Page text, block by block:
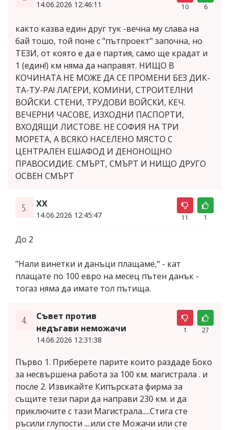
14.06.2026 12:46:11 10 6
както казва един друг тук -вечна му слава на
бай тошо, той поне с "пътпроект" започна, но
ТЕЗИ, от която е да е партия, само ще крадат и
1 (един!) км няма да направят. НИЩО В
КОЧИНАТА НЕ МОЖЕ ДА СЕ ПРОМЕНИ БЕЗ ДИК-
ТА-ТУ-РА! ЛАГЕРИ, КОМИНИ, СТРОИТЕЛНИ
ВОЙСКИ. СТЕНИ, ТРУДОВИ ВОЙСКИ, КЕЧ.
ВЕЧЕРНИ ЧАСОВЕ, ИЗХОДНИ ПАСПОРТИ,
ВХОДЯЩИ ЛИСТОВЕ. НЕ СОФИЯ НА ТРИ
МОРЕТА, А ВСЯКО НАСЕЛЕНО МЯСТО С
ЦЕНТРАЛЕН ЕШАФОД И ДЕНОНОЩНО
ПРАВОСИДИЕ. СМЪРТ, СМЪРТ И НИЩО ДРУГО
ОСВЕН СМЪРТ
5. ХХ
14.06.2026 12:45:47 11 1
До 2
"Нали винетки и данъци плащаме," - кат
плащате по 100 евро на месец пътен данък -
тогаз няма да имате тол пътища.
4.
Съвет против
недъгави неможачи
14.06.2026 12:31:38
1 27
Първо 1. Приберете парите които раздаде Боко
за несвършена работа за 100 км. магистрала . и
после 2. Извикайте Кипърската фирма за
същите тези пари да направи 230 км. и да
приключите с тази Магистрала.....Стига сте
ръсили глупости ....или сте Можачи или сте